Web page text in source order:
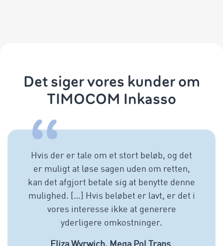
Det siger vores kunder om
TIMOCOM Inkasso
Hvis der er tale om et stort beløb, og det
er muligt at løse sagen uden om retten,
kan det afgjort betale sig at benytte denne
mulighed. […] Hvis beløbet er lavt, er det i
vores interesse ikke at generere
yderligere omkostninger.